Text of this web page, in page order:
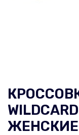
ЖЕНСКИЕ